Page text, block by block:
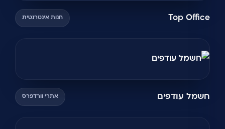
Top Office חנות אינטרנטית
חשמל עודפים אתרי וורדפרס